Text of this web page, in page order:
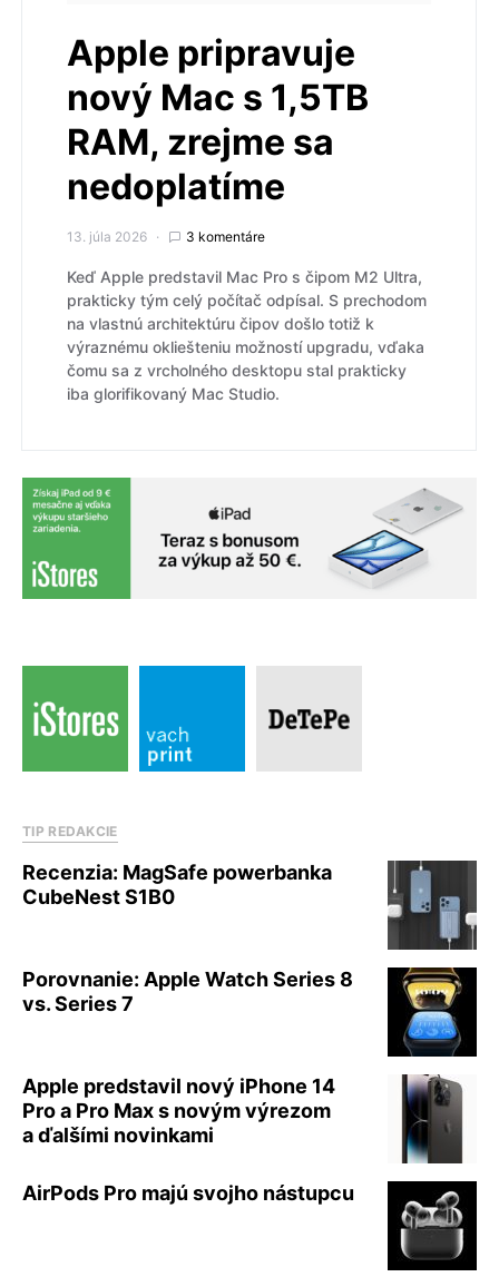
Apple pripravuje
nový Mac s 1,5TB
RAM, zrejme sa
nedoplatíme
13. júla 2026 3 komentáre
Keď Apple predstavil Mac Pro s čipom M2 Ultra,
prakticky tým celý počítač odpísal. S prechodom
na vlastnú architektúru čipov došlo totiž k
výraznému okliešteniu možností upgradu, vďaka
čomu sa z vrcholného desktopu stal prakticky
iba glorifikovaný Mac Studio.
TIP REDAKCIE
Recenzia: MagSafe powerbanka
CubeNest S1B0
Porovnanie: Apple Watch Series 8
vs. Series 7
Apple predstavil nový iPhone 14
Pro a Pro Max s novým výrezom
a ďalšími novinkami
AirPods Pro majú svojho nástupcu